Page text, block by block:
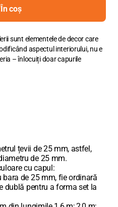
În coș
sunt elementele de decor care
aspectul interiorului, nu e
– înlocuiți doar capurile
țevii de 25 mm, astfel,
de 25 mm.
cu capul:
bara de 25 mm, fie ordinară
dublă pentru a forma set la